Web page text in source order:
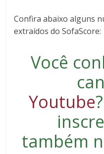
Confira abaixo alguns
extraídos do SofaScore:
Você
Youtube?
também